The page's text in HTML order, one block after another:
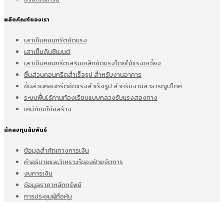
ผลิตภัณฑ์ของเรา
เสาเข็มคอนกรีตอัดแรง
เสาเข็มดินซีเมนต์
เสาเข็มคอนกรีตเสริมเหล็กอัดแรงโดยใช้แรงเหวี่ยง
ชิ้นส่วนคอนกรีตสำเร็จรูป สำหรับงานอาคาร
ชิ้นส่วนคอนกรีตอัดแรงสำเร็จรูป สำหรับงานสาธารณูปโภค
ระบบพื้นไร้คานท้องเรียบแบบกลวงรับแรงสองทาง
เคมีภัณฑ์ก่อสร้าง
นักลงทุนสัมพันธ์
ข้อมูลสำคัญทางการเงิน
คำอธิบายและวิเคราะห์ของฝ่ายจัดการ
งบการเงิน
ข้อมูลราคาหลักทรัพย์
การประชุมผู้ถือหุ้น